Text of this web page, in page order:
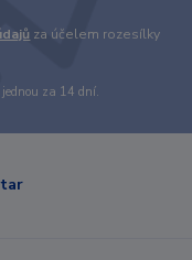
za účelem rozesílky
za 14 dní.